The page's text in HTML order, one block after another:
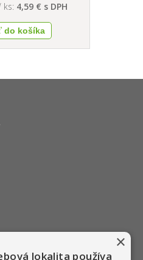
ks: 4,59 € s DPH
×
lokalita používa